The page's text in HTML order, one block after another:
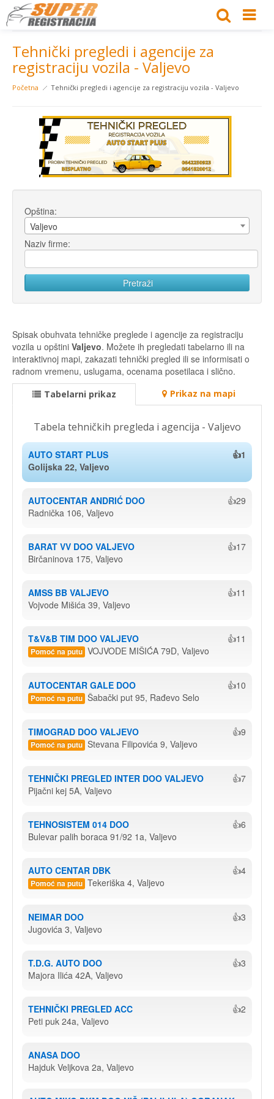
Tehnički pregledi i agencije za
registraciju vozila - Valjevo
Početna Tehnički pregledi i agencije za registraciju vozila - Valjevo
Opština:
Valjevo
Naziv firme:
Spisak obuhvata tehničke preglede i agencije za registraciju
vozila u opštini Valjevo. Možete ih pregledati tabelarno ili na
interaktivnoj mapi, zakazati tehnički pregled ili se informisati o
radnom vremenu, uslugama, ocenama posetilaca i slično.
Tabelarni prikaz Prikaz na mapi
Tabela tehničkih pregleda i agencija - Valjevo
AUTO START PLUS
👍1
Golijska 22, Valjevo
AUTOCENTAR ANDRIĆ DOO
👍29
Radnička 106, Valjevo
BARAT VV DOO VALJEVO
👍17
Birčaninova 175, Valjevo
AMSS BB VALJEVO
👍11
Vojvode Mišića 39, Valjevo
T&V&B TIM DOO VALJEVO 👍11
Pomoć na putu VOJVODE MIŠIĆA 79D, Valjevo
AUTOCENTAR GALE DOO 👍10
Pomoć na putu Šabački put 95, Rađevo Selo
TIMOGRAD DOO VALJEVO 👍9
Pomoć na putu Stevana Filipovića 9, Valjevo
TEHNIČKI PREGLED INTER DOO VALJEVO
👍7
Pijačni kej 5A, Valjevo
TEHNOSISTEM 014 DOO
👍6
Bulevar palih boraca 91/92 1a, Valjevo
AUTO CENTAR DBK 👍4
Pomoć na putu Tekeriška 4, Valjevo
NEIMAR DOO
👍3
Jugovića 3, Valjevo
T.D.G. AUTO DOO
👍3
Majora Ilića 42A, Valjevo
TEHNIČKI PREGLED ACC
👍2
Peti puk 24a, Valjevo
ANASA DOO
Hajduk Veljkova 2a, Valjevo